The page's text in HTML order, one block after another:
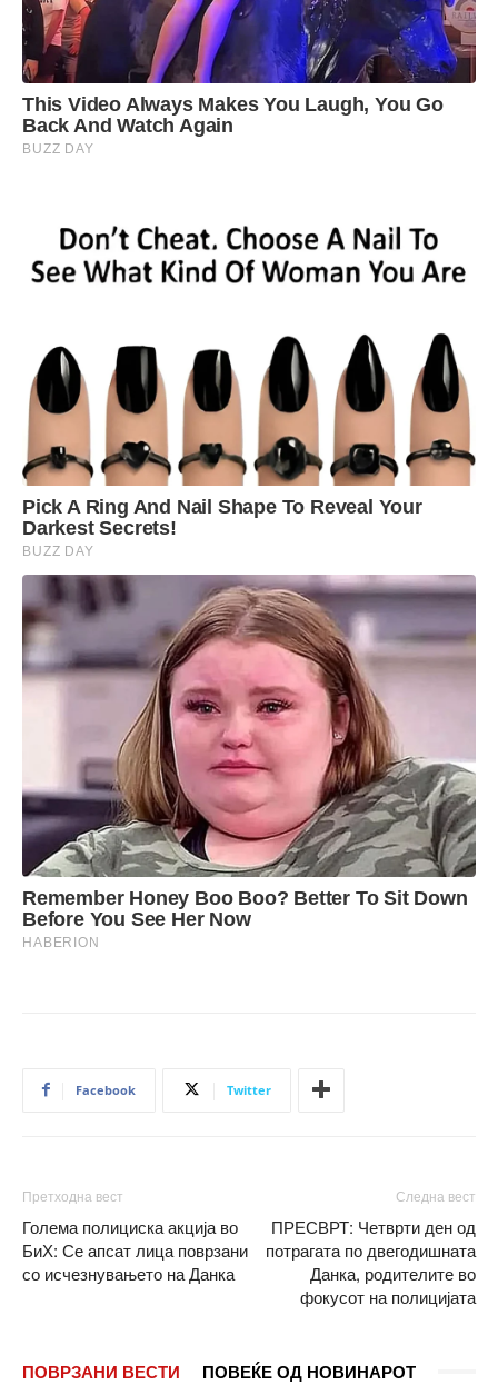
Facebook Twitter
Претходна вест
Голема полициска акција во
БиХ: Се апсат лица поврзани
со исчезнувањето на Данка
Следна вест
ПРЕСВРТ: Четврти ден од
потрагата по двегодишната
Данка, родителите во
фокусот на полицијата
ПОВРЗАНИ ВЕСТИ ПОВЕЌЕ ОД НОВИНАРОТ